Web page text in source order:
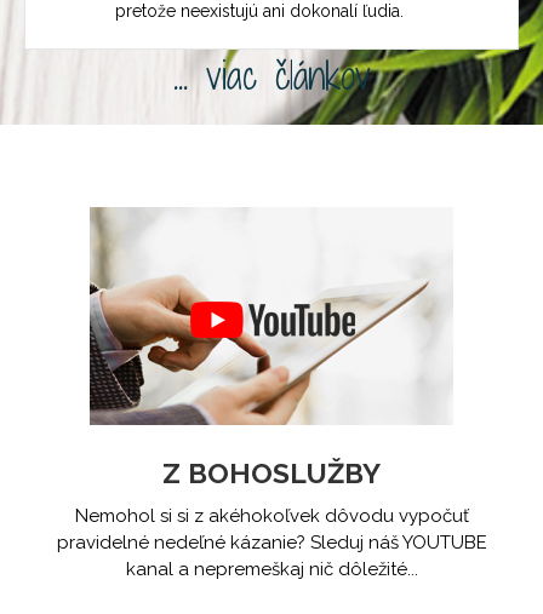
pretože neexistujú ani dokonalí ľudia.
... viac článkov
Z BOHOSLUŽBY
Nemohol si si z akéhokoľvek dôvodu vypočuť
pravidelné nedeľné kázanie? Sleduj náš YOUTUBE
kanal a nepremeškaj nič dôležité...